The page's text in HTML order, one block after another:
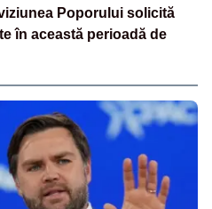
Poporului solicită
în această perioadă de